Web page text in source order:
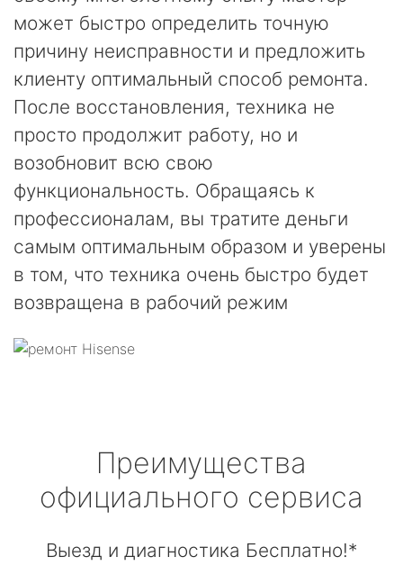
может быстро определить точную
причину неисправности и предложить
клиенту оптимальный способ ремонта.
После восстановления, техника не
просто продолжит работу, но и
возобновит всю свою
функциональность. Обращаясь к
профессионалам, вы тратите деньги
самым оптимальным образом и уверены
в том, что техника очень быстро будет
возвращена в рабочий режим
Преимущества
официального сервиса
Выезд и диагностика Бесплатно!*